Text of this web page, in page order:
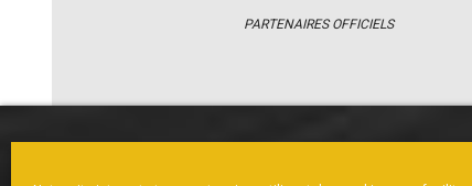
PARTENAIRES OFFICIELS